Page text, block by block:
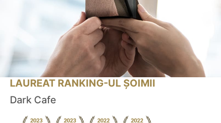
LAUREAT RANKING-UL ȘOIMII
Dark Cafe